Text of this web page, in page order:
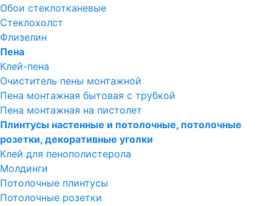
Обои стеклотканевые
Стеклохолст
Флизелин
Пена
Клей-пена
Очиститель пены монтажной
Пена монтажная бытовая с трубкой
Пена монтажная на пистолет
Плинтусы настенные и потолочные, потолочные
розетки, декоративные уголки
Клей для пенополистерола
Молдинги
Потолочные плинтусы
Потолочные розетки